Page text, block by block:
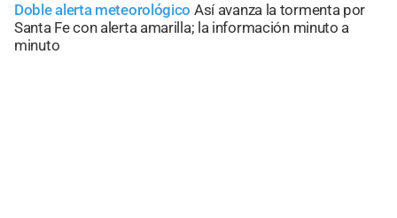
Doble alerta meteorológico Así avanza la tormenta por
Santa Fe con alerta amarilla; la información minuto a
minuto